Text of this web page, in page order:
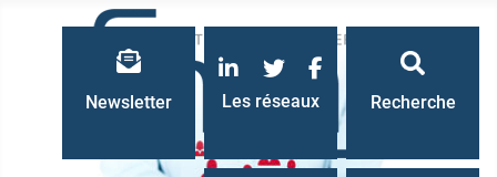
Recherche
Les réseaux
LinkedInTwitterFacebook
Newsletter